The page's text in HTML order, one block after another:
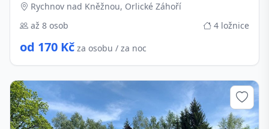
Rychnov nad Kněžnou, Orlické Záhoří
až 8 osob
4 ložnice
od 170 Kč za osobu / za noc